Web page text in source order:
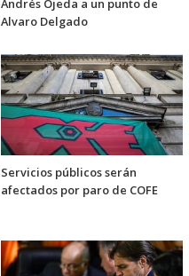
Alvaro Delgado
Servicios públicos serán
afectados por paro de COFE